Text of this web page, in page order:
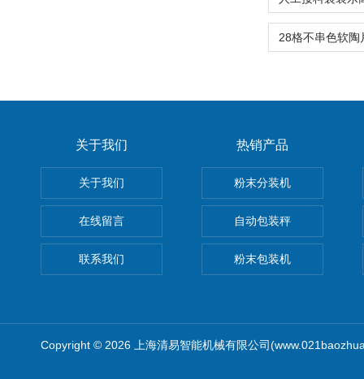
关于我们
关于我们
在线留言
联系我们
热销产品
粉末分装机
自动包装秤
粉末包装机
Copyright © 2026 上海清易智能机械有限公司